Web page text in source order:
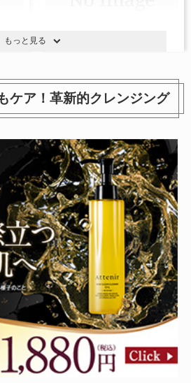
傘
完全遮光 折りたたみ傘 レディ
参考価格：-
もっと見る
ケア！革新的クレンジング